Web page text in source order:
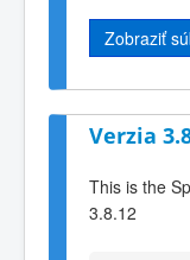
Zobraziť
Verzia
This is the
3.8.12